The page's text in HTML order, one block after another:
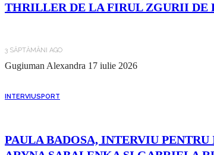
THRILLER DE LA FIRUL ZGURII DE
3 SĂPTĂMÂNI AGO
Gugiuman Alexandra 17 iulie 2026
INTERVIUSPORT
PAULA BADOSA, INTERVIU